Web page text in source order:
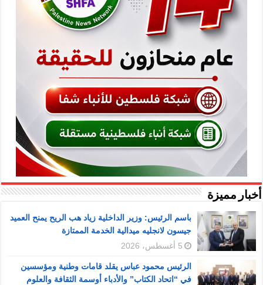
أخبار مميزة
باسم الرئيس: وزير الداخلية زياد هب الريح يمنح العميد
جيسون لانجليه ميدالية الخدمة الممتازة
5 أغسطس، 2026
الرئيس محمود عباس يقلد قامات وطنية ومؤسسين
في “اتحاد الكتاب” والأدباء أوسمة الثقافة والعلوم